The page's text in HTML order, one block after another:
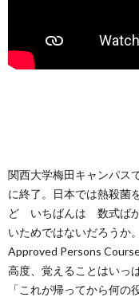
関西大学梅田キャンパス
に終了。日本では熱殺菌
ど いちばんは 数式ば
いためではないだろう
Approved Persons
高度、覚えることはい
「これが帰ってから何